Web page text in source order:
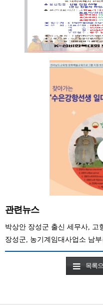
관련뉴스
박상안 장성군 출신 세무사, 고
장성군, 농기계임대사업소 남
목록